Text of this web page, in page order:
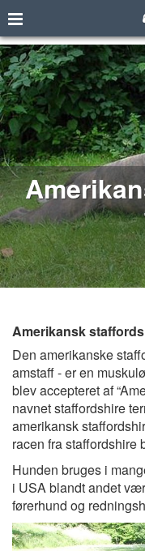
Amerikansk
Den amerikanske
amstaff - er en
blev accepteret af
navnet staffordshire
amerikansk
racen fra staffordshire
Hunden bruges i
i USA blandt andet
førerhund og